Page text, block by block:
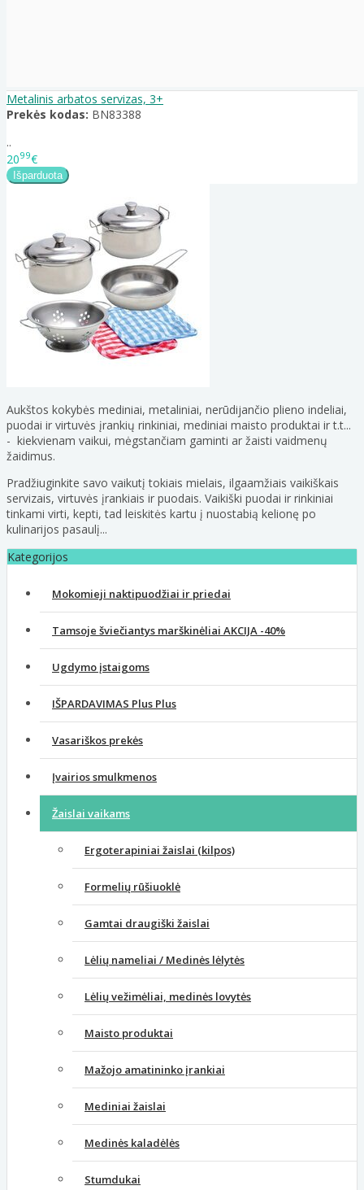
Metalinis arbatos servizas, 3+
Prekės kodas: BN83388
..
2099€
Aukštos kokybės mediniai, metaliniai, nerūdijančio plieno indeliai,
puodai ir virtuvės įrankių rinkiniai, mediniai maisto produktai ir t.t...
- kiekvienam vaikui, mėgstančiam gaminti ar žaisti vaidmenų
žaidimus.
Pradžiuginkite savo vaikutį tokiais mielais, ilgaamžiais vaikiškais
servizais, virtuvės įrankiais ir puodais. Vaikiški puodai ir rinkiniai
tinkami virti, kepti, tad leiskitės kartu į nuostabią kelionę po
kulinarijos pasaulį...
Kategorijos
Mokomieji naktipuodžiai ir priedai
Tamsoje šviečiantys marškinėliai AKCIJA -40%
Ugdymo įstaigoms
IŠPARDAVIMAS Plus Plus
Vasariškos prekės
Įvairios smulkmenos
Žaislai vaikams
Ergoterapiniai žaislai (kilpos)
Formelių rūšiuoklė
Gamtai draugiški žaislai
Lėlių nameliai / Medinės lėlytės
Lėlių vežimėliai, medinės lovytės
Maisto produktai
Mažojo amatininko įrankiai
Mediniai žaislai
Medinės kaladėlės
Stumdukai